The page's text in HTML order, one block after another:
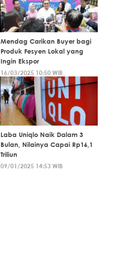
Mendag Carikan Buyer bagi
Produk Fesyen Lokal yang
Ingin Ekspor
16/03/2025 10:50 WIB
Laba Uniqlo Naik Dalam 3
Bulan, Nilainya Capai Rp16,1
Triliun
09/01/2025 14:53 WIB